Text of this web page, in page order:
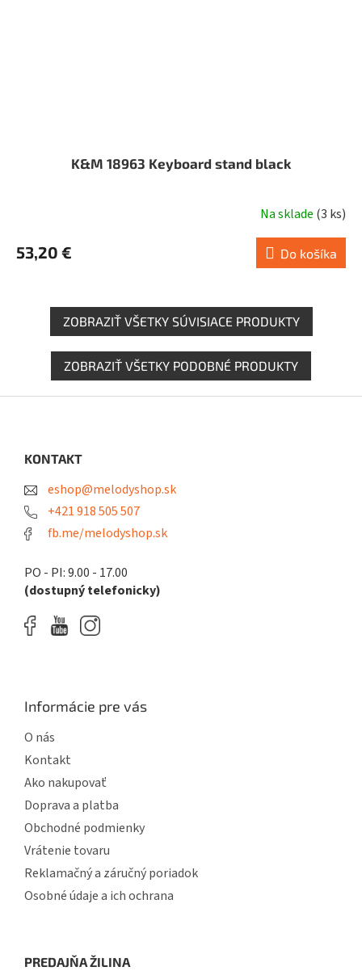
K&M 18963 Keyboard stand black
Na sklade (3 ks)
53,20 € Do košíka
ZOBRAZIŤ VŠETKY SÚVISIACE PRODUKTY
ZOBRAZIŤ VŠETKY PODOBNÉ PRODUKTY
KONTAKT
eshop@melodyshop.sk
+421 918 505 507
fb.me/melodyshop.sk
PO - PI: 9.00 - 17.00
(dostupný telefonicky)
Informácie pre vás
O nás
Kontakt
Ako nakupovať
Doprava a platba
Obchodné podmienky
Vrátenie tovaru
Reklamačný a záručný poriadok
Osobné údaje a ich ochrana
PREDAJŇA ŽILINA